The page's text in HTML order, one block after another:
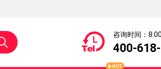
咨询时间：
400-